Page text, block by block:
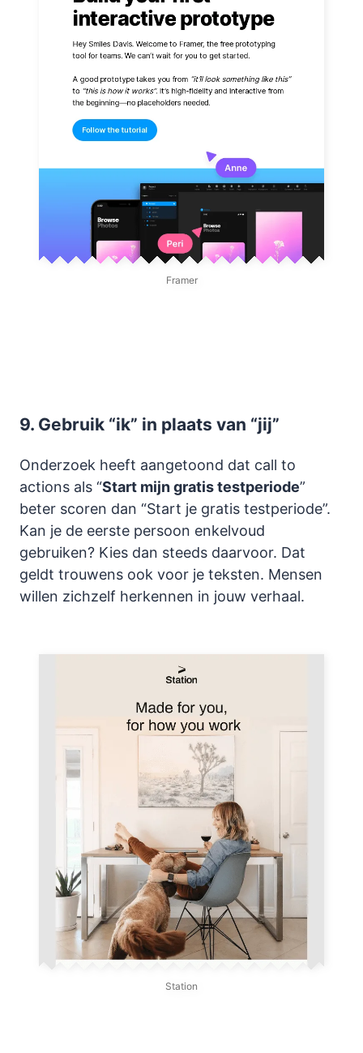
Framer
9. Gebruik “ik” in plaats van “jij”
Onderzoek heeft aangetoond dat call to
actions als “Start mijn gratis testperiode”
beter scoren dan “Start je gratis testperiode”.
Kan je de eerste persoon enkelvoud
gebruiken? Kies dan steeds daarvoor. Dat
geldt trouwens ook voor je teksten. Mensen
willen zichzelf herkennen in jouw verhaal.
Station